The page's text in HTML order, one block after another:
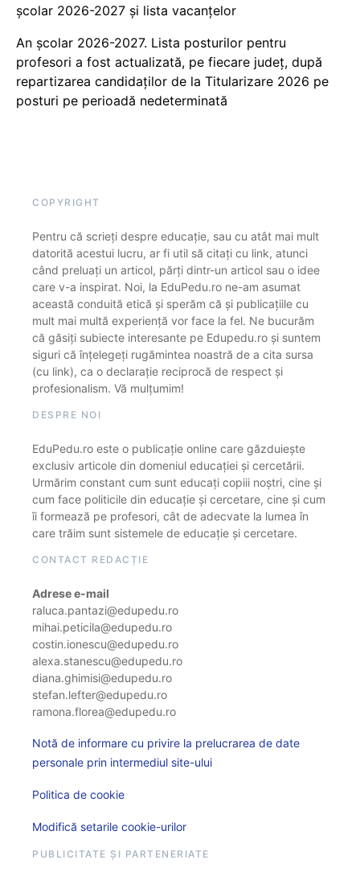
școlar 2026-2027 și lista vacanțelor
An școlar 2026-2027. Lista posturilor pentru
profesori a fost actualizată, pe fiecare județ, după
repartizarea candidaților de la Titularizare 2026 pe
posturi pe perioadă nedeterminată
COPYRIGHT
Pentru că scrieți despre educație, sau cu atât mai mult
datorită acestui lucru, ar fi util să citați cu link, atunci
când preluați un articol, părți dintr-un articol sau o idee
care v-a inspirat. Noi, la EduPedu.ro ne-am asumat
această conduită etică și sperăm că și publicațiile cu
mult mai multă experiență vor face la fel. Ne bucurăm
că găsiți subiecte interesante pe Edupedu.ro și suntem
siguri că înțelegeți rugămintea noastră de a cita sursa
(cu link), ca o declarație reciprocă de respect și
profesionalism. Vă mulțumim!
DESPRE NOI
EduPedu.ro este o publicație online care găzduiește
exclusiv articole din domeniul educației și cercetării.
Urmărim constant cum sunt educați copiii noștri, cine și
cum face politicile din educație și cercetare, cine și cum
îi formează pe profesori, cât de adecvate la lumea în
care trăim sunt sistemele de educație și cercetare.
CONTACT REDACȚIE
Adrese e-mail
raluca.pantazi@edupedu.ro
mihai.peticila@edupedu.ro
costin.ionescu@edupedu.ro
alexa.stanescu@edupedu.ro
diana.ghimisi@edupedu.ro
stefan.lefter@edupedu.ro
ramona.florea@edupedu.ro
Notă de informare cu privire la prelucrarea de date
personale prin intermediul site-ului
Politica de cookie
Modifică setarile cookie-urilor
PUBLICITATE ȘI PARTENERIATE